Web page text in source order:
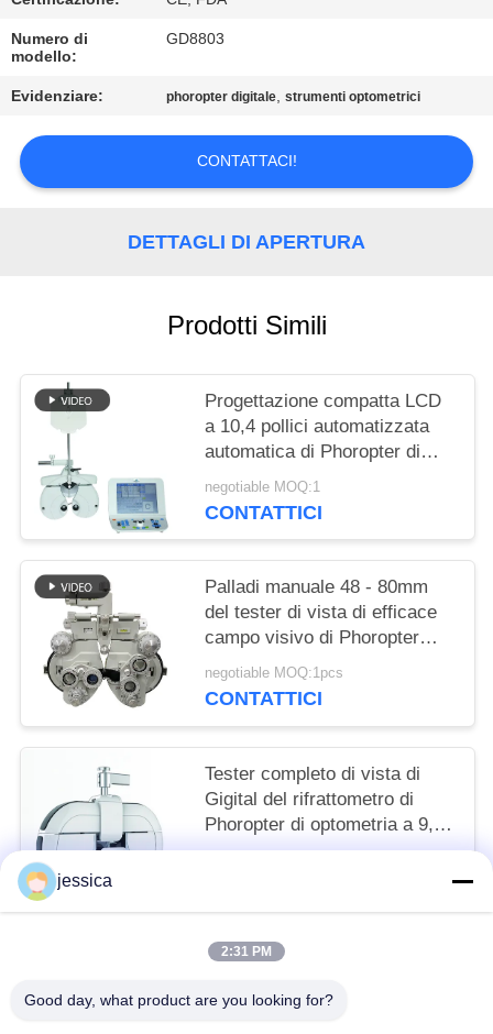
SITO
PRIVACY
POLICY
Numero di
modello:
GD8803
Evidenziare: phoropter digitale,strumenti optometrici
CONTATTACI!
DETTAGLI DI APERTURA
Prodotti Simili
Progettazione compatta LCD
a 10,4 pollici automatizzata
automatica di Phoropter di
optometria
negotiable MOQ:1
CONTATTICI
Palladi manuale 48 - 80mm
del tester di vista di efficace
campo visivo di Phoropter
19mm di optometria di VT-5C
negotiable MOQ:1pcs
CONTATTICI
Tester completo di vista di
Gigital del rifrattometro di
Phoropter di optometria a 9,7
pollici del touch screen
jessica
2:31 PM
Good day, what product are you looking for?